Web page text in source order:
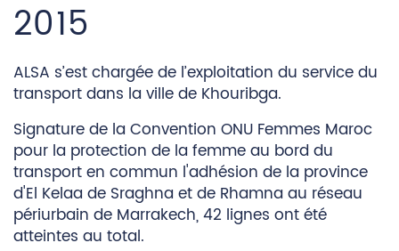
2015
ALSA s’est chargée de l’exploitation du service du
transport dans la ville de Khouribga.
Signature de la Convention ONU Femmes Maroc
pour la protection de la femme au bord du
transport en commun l'adhésion de la province
d'El Kelaa de Sraghna et de Rhamna au réseau
périurbain de Marrakech, 42 lignes ont été
atteintes au total.